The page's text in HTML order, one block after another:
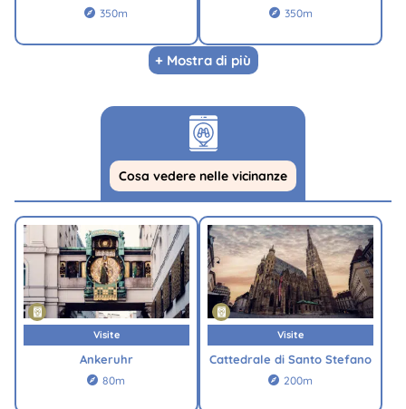
 350m  350m
+ Mostra di più
Cosa vedere nelle vicinanze
Visite
Ankeruhr
 80m
Visite
Cattedrale di Santo Stefano
 200m